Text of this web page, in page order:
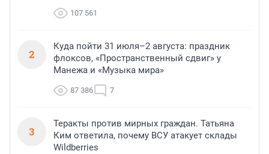
107 561
2
Куда пойти 31 июля–2 августа: праздник
флоксов, «Пространственный сдвиг» у
Манежа и «Музыка мира»
87 386 7
3
Теракты против мирных граждан. Татьяна
Ким ответила, почему ВСУ атакует склады
Wildberries